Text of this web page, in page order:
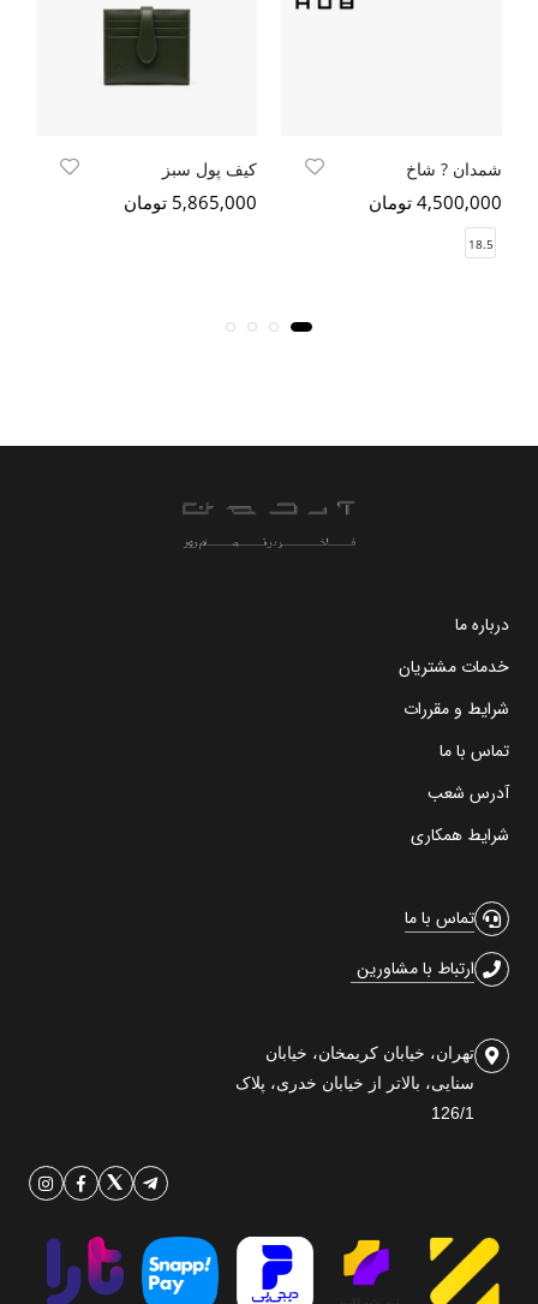
شمدان ? شاخ
4,500,000 تومان
18.5
کیف پول سبز
5,865,000 تومان
درباره ما
خدمات مشتریان
شرایط و مقررات
تماس با ما
آدرس شعب
شرایط همکاری
تماس با ما
ارتباط با مشاورین
تهران، خیابان کریمخان، خیابان
سنایی، بالاتر از خیابان خدری، پلاک
126/1